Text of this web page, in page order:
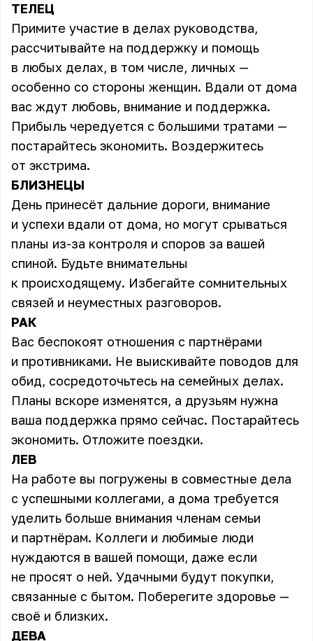
ТЕЛЕЦ
Примите участие в делах руководства,
рассчитывайте на поддержку и помощь
в любых делах, в том числе, личных —
особенно со стороны женщин. Вдали от дома
вас ждут любовь, внимание и поддержка.
Прибыль чередуется с большими тратами —
постарайтесь экономить. Воздержитесь
от экстрима.
БЛИЗНЕЦЫ
День принесёт дальние дороги, внимание
и успехи вдали от дома, но могут срываться
планы из-за контроля и споров за вашей
спиной. Будьте внимательны
к происходящему. Избегайте сомнительных
связей и неуместных разговоров.
РАК
Вас беспокоят отношения с партнёрами
и противниками. Не выискивайте поводов для
обид, сосредоточьтесь на семейных делах.
Планы вскоре изменятся, а друзьям нужна
ваша поддержка прямо сейчас. Постарайтесь
экономить. Отложите поездки.
ЛЕВ
На работе вы погружены в совместные дела
с успешными коллегами, а дома требуется
уделить больше внимания членам семьи
и партнёрам. Коллеги и любимые люди
нуждаются в вашей помощи, даже если
не просят о ней. Удачными будут покупки,
связанные с бытом. Поберегите здоровье —
своё и близких.
ДЕВА